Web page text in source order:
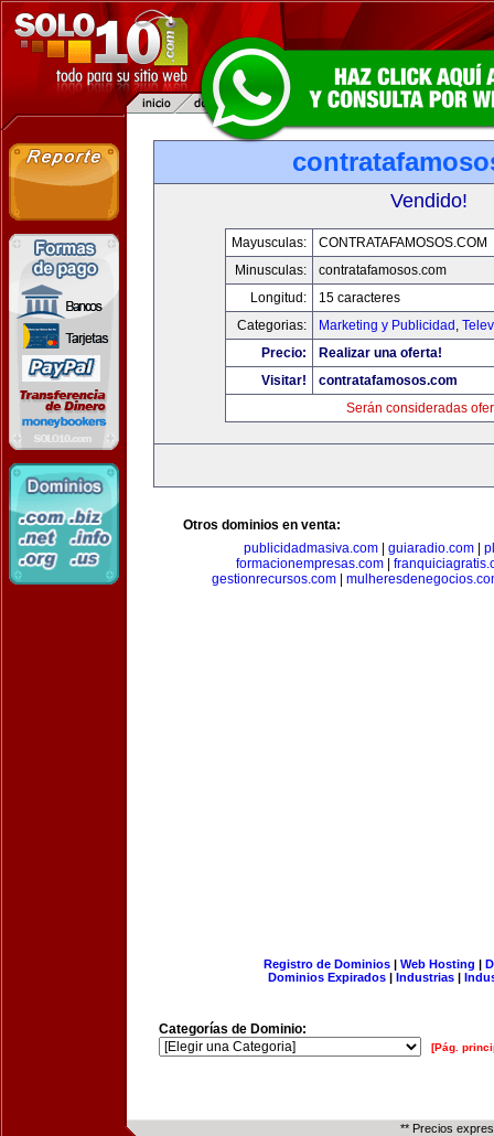
Vendido!
Mayusculas:
CONTRATAFAMOSOS.COM
Minusculas:
contratafamosos.com
Longitud:
15 caracteres
Categorias:
Marketing y Publicidad ,
Precio:
Realizar una oferta!
Visitar!
contratafamosos.com
Serán consideradas
Otros dominios en venta:
publicidadmasiva.com
guiaradio.com
formacionempresas.com|
gestionrecursos.com|
Registro de Dominios| Web Hosting |
Dominios Expirados | Industrias |
Categorías de Dominio:
[Pág.
** Precios